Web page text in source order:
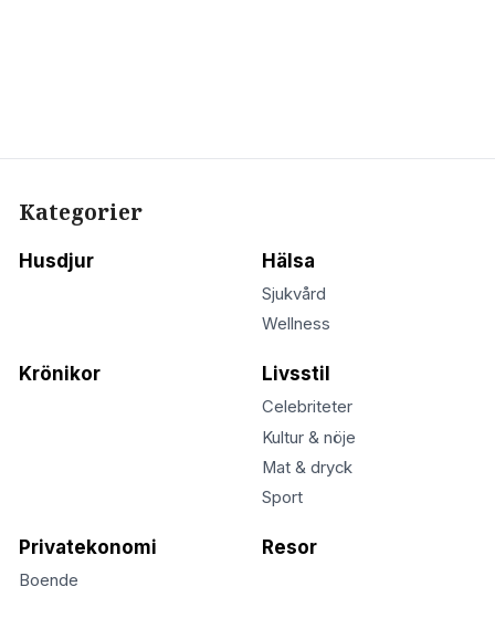
Kategorier
Husdjur Hälsa
Sjukvård
Wellness
Krönikor Livsstil
Celebriteter
Kultur & nöje
Mat & dryck
Sport
Privatekonomi
Boende
Resor